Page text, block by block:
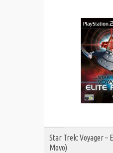
ΑΓΟΡΑ MET.
Star Trek: Voyager –
Μονο)